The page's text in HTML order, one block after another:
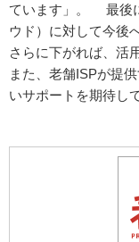
ています」。 最後
ウド）に対して今後
さらに下がれば、活
また、老舗ISPが提
いサポートを期待し